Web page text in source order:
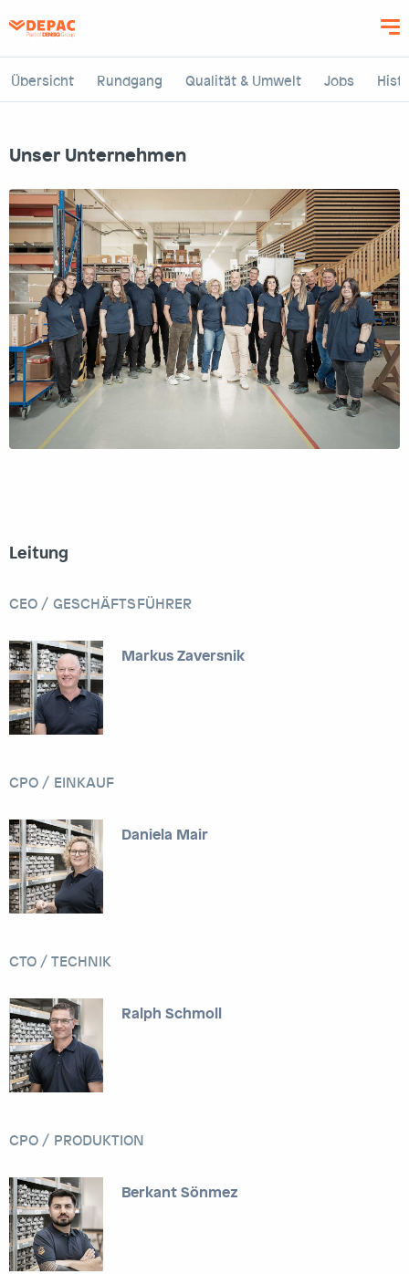
zum
Inhalt
Unser Unternehmen
Übersicht Rundgang Qualität & Umwelt Jobs
Leitung
CEO / GESCHÄFTSFÜHRER
Markus Zaversnik
CPO / EINKAUF
Daniela Mair
CTO / TECHNIK
Ralph Schmoll
CPO / PRODUKTION
Berkant Sönmez